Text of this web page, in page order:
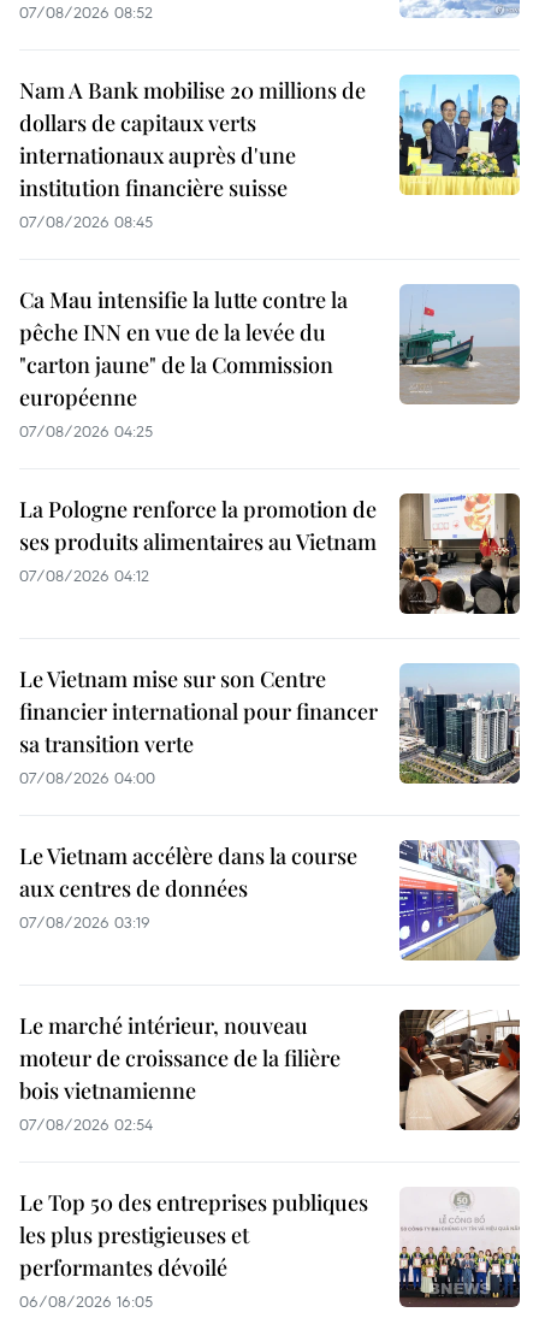
07/08/2026 08:52
Nam A Bank mobilise 20 millions de
dollars de capitaux verts
internationaux auprès d'une
institution financière suisse
07/08/2026 08:45
Ca Mau intensifie la lutte contre la
pêche INN en vue de la levée du
"carton jaune" de la Commission
européenne
07/08/2026 04:25
La Pologne renforce la promotion de
ses produits alimentaires au Vietnam
07/08/2026 04:12
Le Vietnam mise sur son Centre
financier international pour financer
sa transition verte
07/08/2026 04:00
Le Vietnam accélère dans la course
aux centres de données
07/08/2026 03:19
Le marché intérieur, nouveau
moteur de croissance de la filière
bois vietnamienne
07/08/2026 02:54
Le Top 50 des entreprises publiques
les plus prestigieuses et
performantes dévoilé
06/08/2026 16:05